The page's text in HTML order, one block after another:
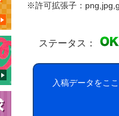
※許可拡張子：
ステータス：
入稿データをこ